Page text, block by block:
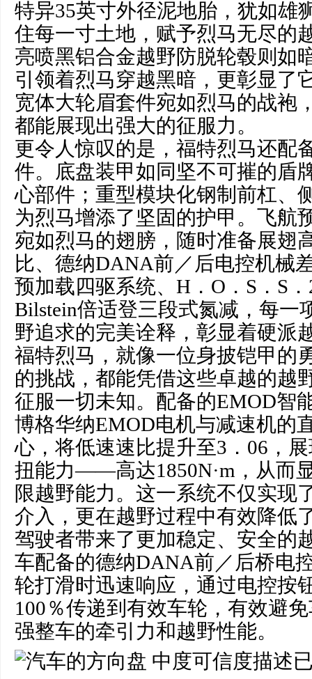
特异35英寸外径泥地胎，犹如雄
住每一寸土地，赋予烈马无尽的
亮喷黑铝合金越野防脱轮毂则如
引领着烈马穿越黑暗，更彰显了
宽体大轮眉套件宛如烈马的战袍
都能展现出强大的征服力。
更令人惊叹的是，福特烈马还配
件。底盘装甲如同坚不可摧的盾
心部件；重型模块化钢制前杠、
为烈马增添了坚固的护甲。飞航
宛如烈马的翅膀，随时准备展翅
比、德纳DANA前／后电控机械
预加载四驱系统、H．O．S．S
Bilstein倍适登三段式氮减，每一
野追求的完美诠释，彰显着硬派
福特烈马，就像一位身披铠甲的
的挑战，都能凭借这些卓越的越
征服一切未知。配备的EMOD智
博格华纳EMOD电机与减速机的
心，将低速速比提升至3．06，
扭能力——高达1850N·m，从而
限越野能力。这一系统不仅实现
介入，更在越野过程中有效降低
驾驶者带来了更加稳定、安全的
车配备的德纳DANA前／后桥电
轮打滑时迅速响应，通过电控按
100％传递到有效车轮，有效避
强整车的牵引力和越野性能。